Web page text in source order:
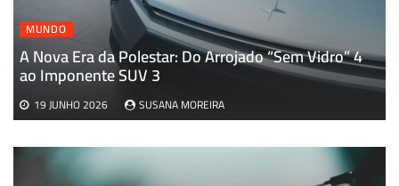
MUNDO
A Nova Era da Polestar: Do Arrojado “Sem Vidro” 4
ao Imponente SUV 3
19 JUNHO 2026 SUSANA MOREIRA